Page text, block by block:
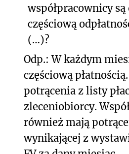
współpracownicy
częściową
(…)?
Odp.: W każdym
częściową
potrącenia z listy
zleceniobiorcy.
również mają
wynikającej z